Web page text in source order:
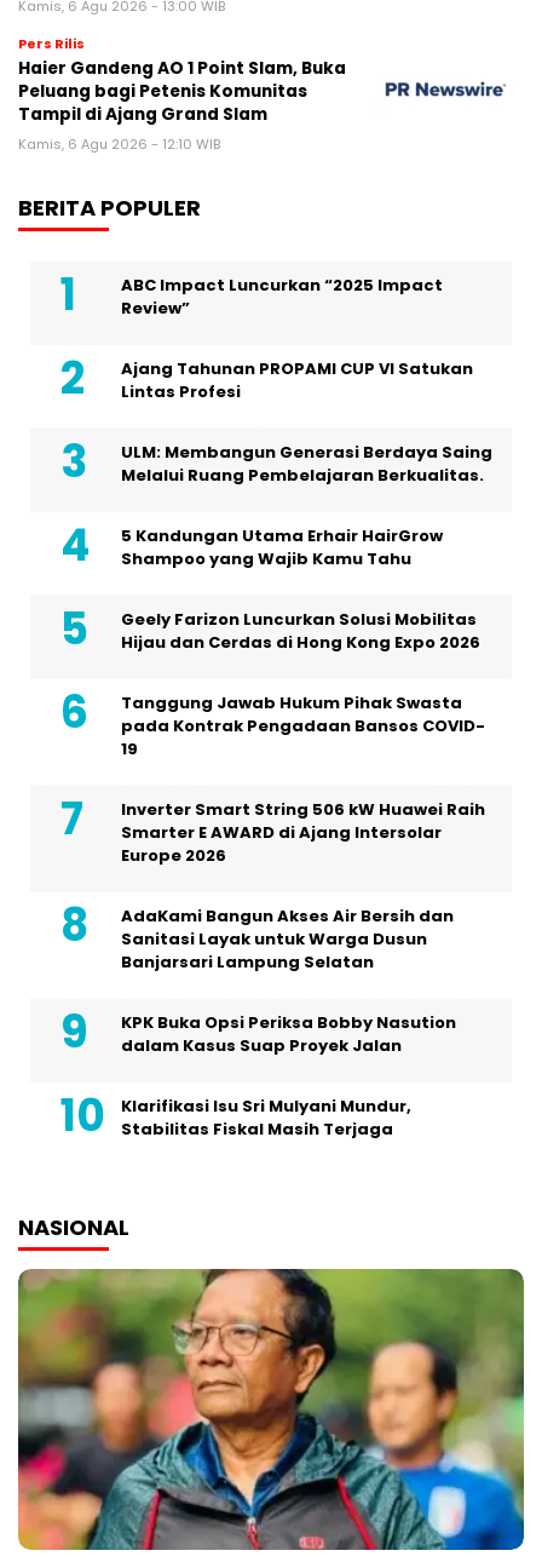
Kamis, 6 Agu 2026 - 13:00 WIB
Pers Rilis
Haier Gandeng AO 1 Point Slam, Buka
Peluang bagi Petenis Komunitas
Tampil di Ajang Grand Slam
Kamis, 6 Agu 2026 - 12:10 WIB
BERITA POPULER
ABC Impact Luncurkan “2025 Impact
Review”
Ajang Tahunan PROPAMI CUP VI Satukan
Lintas Profesi
ULM: Membangun Generasi Berdaya Saing
Melalui Ruang Pembelajaran Berkualitas.
5 Kandungan Utama Erhair HairGrow
Shampoo yang Wajib Kamu Tahu
Geely Farizon Luncurkan Solusi Mobilitas
Hijau dan Cerdas di Hong Kong Expo 2026
Tanggung Jawab Hukum Pihak Swasta
pada Kontrak Pengadaan Bansos COVID-
19
Inverter Smart String 506 kW Huawei Raih
Smarter E AWARD di Ajang Intersolar
Europe 2026
AdaKami Bangun Akses Air Bersih dan
Sanitasi Layak untuk Warga Dusun
Banjarsari Lampung Selatan
KPK Buka Opsi Periksa Bobby Nasution
dalam Kasus Suap Proyek Jalan
Klarifikasi Isu Sri Mulyani Mundur,
Stabilitas Fiskal Masih Terjaga
NASIONAL